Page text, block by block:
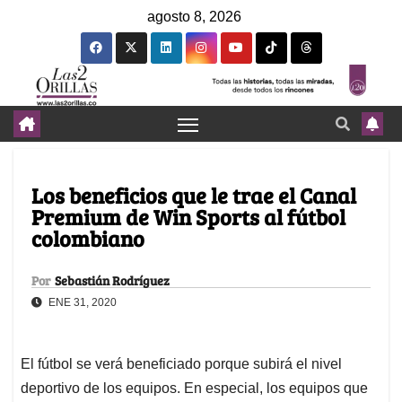
agosto 8, 2026
Los beneficios que le trae el Canal
Premium de Win Sports al fútbol
colombiano
Por Sebastián Rodríguez
ENE 31, 2020
El fútbol se verá beneficiado porque subirá el nivel
deportivo de los equipos. En especial, los equipos que